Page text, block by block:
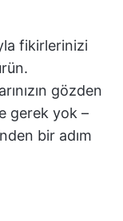
fikirlerinizi
gözden
gerek yok –
bir adım